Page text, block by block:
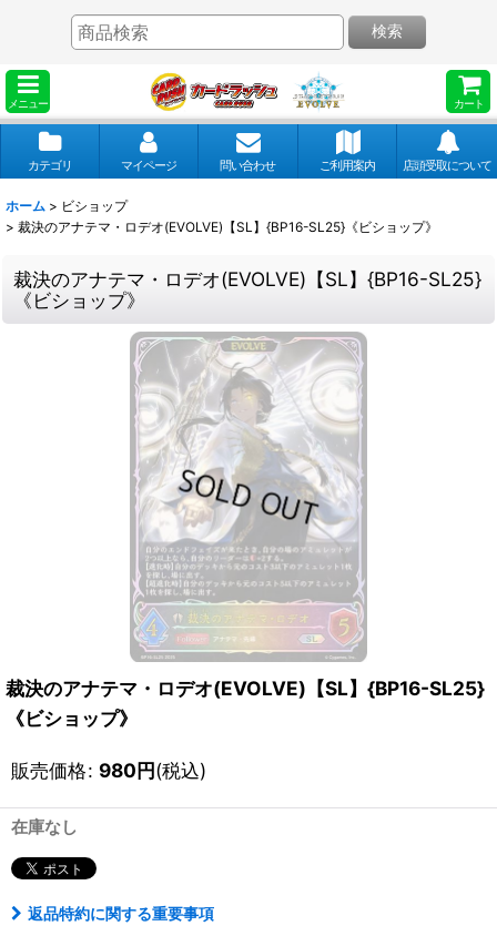
メニュー カート
検索
カテゴリ マイページ 問い合わせ ご利用案内 店頭受取について
ホーム > ビショップ
> 裁決のアナテマ・ロデオ(EVOLVE)【SL】{BP16-SL25}《ビショップ》
裁決のアナテマ・ロデオ(EVOLVE)【SL】{BP16-SL25}
《ビショップ》
裁決のアナテマ・ロデオ(EVOLVE)【SL】{BP16-SL25}
《ビショップ》
販売価格: 980円(税込)
在庫なし
返品特約に関する重要事項